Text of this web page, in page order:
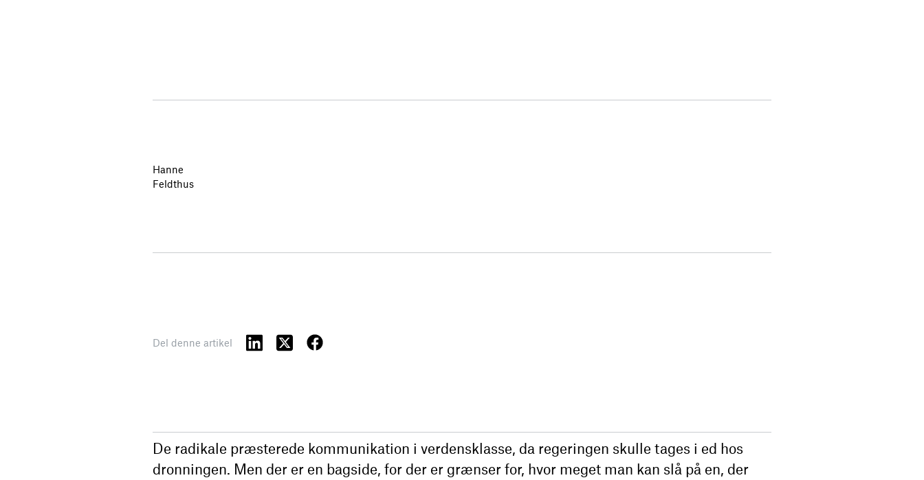
Hanne
Feldthus
Del denne artikel
De radikale præsterede kommunikation i verdensklasse, da regeringen skulle tages i ed hos
dronningen. Men der er en bagside, for der er grænser for, hvor meget man kan slå på en, der